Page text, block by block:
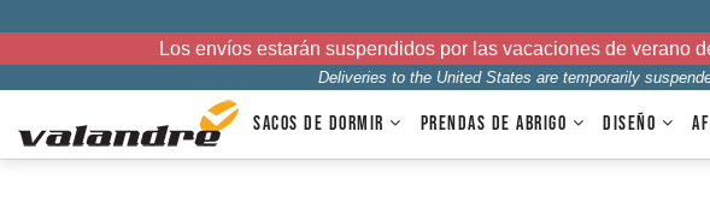
Los envíos estarán suspendidos por las vacaciones de verano
Deliveries to the United States are temporarily
SACOS DE DORMIR PRENDAS DE ABRIGO DISEÑO